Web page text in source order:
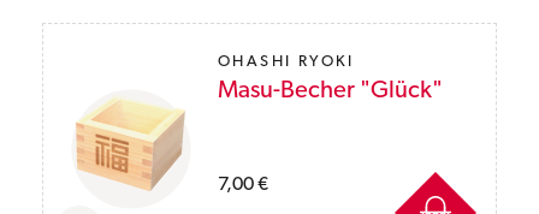
OHASHI RYOKI
Masu-Becher "Glück"
7,00 €
Preise inkl. MwSt. des Lieferlandes zzgl.